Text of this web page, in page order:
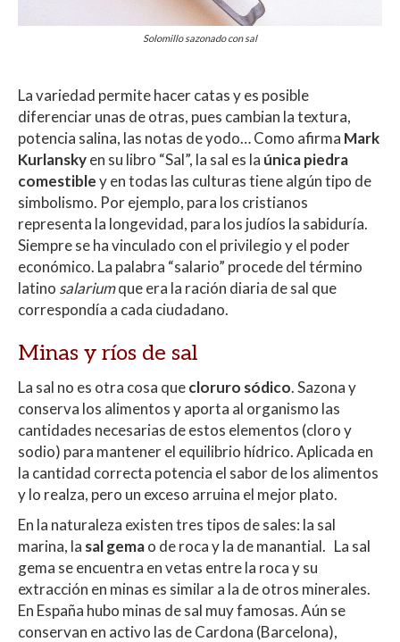
Solomillo sazonado con sal
La variedad permite hacer catas y es posible
diferenciar unas de otras, pues cambian la textura,
potencia salina, las notas de yodo… Como afirma Mark
Kurlanskyen su libro “Sal”, la sal es la única piedra
comestibley en todas las culturas tiene algún tipo de
simbolismo. Por ejemplo, para los cristianos
representa la longevidad, para los judíos la sabiduría.
Siempre se ha vinculado con el privilegio y el poder
económico. La palabra “salario” procede del término
latino salariumque era la ración diaria de sal que
correspondía a cada ciudadano.
Minas y ríos de sal
La sal no es otra cosa quecloruro sódico. Sazona y
conserva los alimentos y aporta al organismo las
cantidades necesarias de estos elementos (cloro y
sodio) para mantener el equilibrio hídrico. Aplicada en
la cantidad correcta potencia el sabor de los alimentos
y lo realza, pero un exceso arruina el mejor plato.
En la naturaleza existen tres tipos de sales: la sal
marina, la sal gemao de roca y la de manantial. La sal
gema se encuentra en vetas entre la roca y su
extracción en minas es similar a la de otros minerales.
En España hubo minas de sal muy famosas. Aún se
conservan en activo las de Cardona (Barcelona),